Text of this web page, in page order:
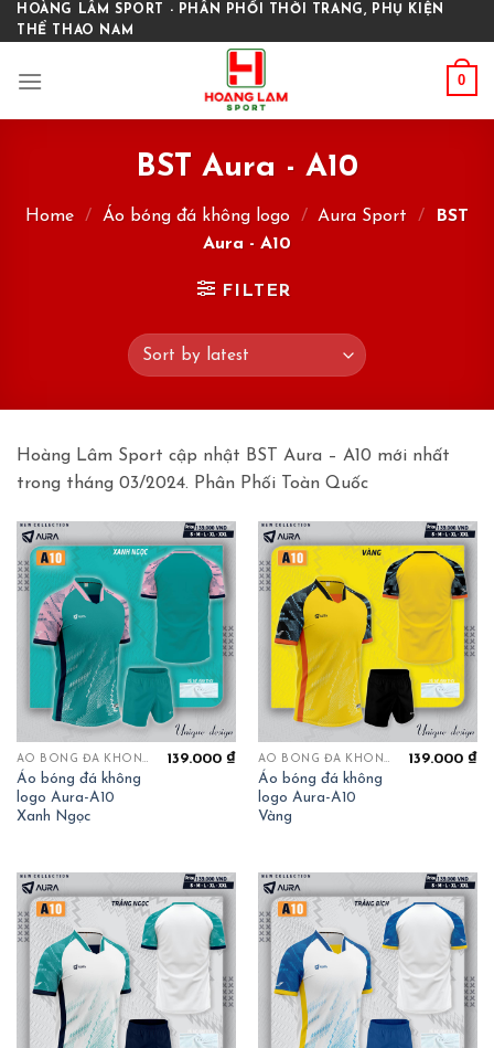
Skip
to
HOÀNG LÂM SPORT - PHÂN PHỐI THỜI TRANG, PHỤ KIỆN
THỂ THAO NAM
0
BST Aura - A10
Home / Áo bóng đá không logo / Aura Sport /
BST
Aura - A10
FILTER
Hoàng Lâm Sport cập nhật BST Aura – A10 mới nhất
trong tháng 03/2024. Phân Phối Toàn Quốc
ÁO BÓNG ĐÁ KHÔNG LOGO
Áo bóng đá không
logo Aura-A10
Xanh Ngọc
139.000₫ ÁO BÓNG ĐÁ KHÔNG LOGO
Áo bóng đá không
logo Aura-A10
Vàng
139.000₫